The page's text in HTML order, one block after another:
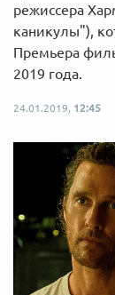
режиссера
каникулы"),
Премьера
2019 года.
24.01.2019, 12:45